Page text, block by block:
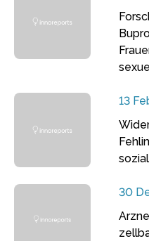
13
30